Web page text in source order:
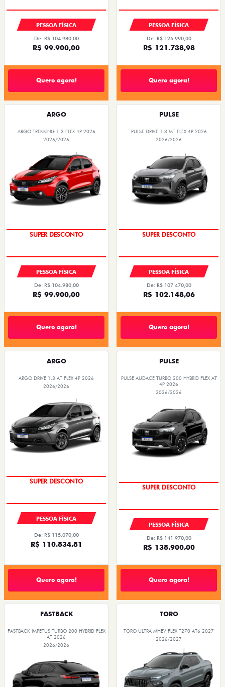
PESSOA FÍSICA
De: R$ 104.980,00
R$ 99.900,00
Quero agora!
PESSOA FÍSICA
De: R$ 126.990,00
R$ 121.738,98
Quero agora!
ARGO
ARGO TREKKING 1.3 FLEX 4P 2026
2026/2026
SUPER DESCONTO
PESSOA FÍSICA
De: R$ 104.980,00
R$ 99.900,00
Quero agora!
PULSE
PULSE DRIVE 1.3 MT FLEX 4P 2026
2026/2026
SUPER DESCONTO
PESSOA FÍSICA
De: R$ 107.470,00
R$ 102.148,06
Quero agora!
ARGO
ARGO DRIVE 1.3 AT FLEX 4P 2026
2026/2026
SUPER DESCONTO
PESSOA FÍSICA
De: R$ 115.070,00
R$ 110.834,81
Quero agora!
PULSE
PULSE AUDACE TURBO 200 HYBRID FLEX AT
4P 2026
2026/2026
SUPER DESCONTO
PESSOA FÍSICA
De: R$ 141.970,00
R$ 138.900,00
Quero agora!
FASTBACK
FASTBACK IMPETUS TURBO 200 HYBRID FLEX
AT 2026
2026/2026
TORO
TORO ULTRA MHEV FLEX T270 AT6 2027
2026/2027